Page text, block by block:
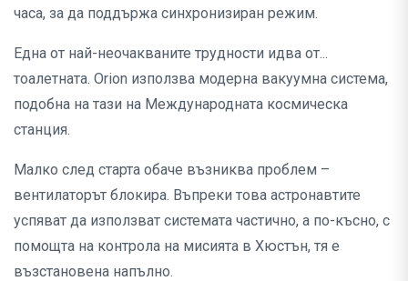
часа, за да поддържа синхронизиран режим.
Една от най-неочакваните трудности идва от...
тоалетната. Orion използва модерна вакуумна система,
подобна на тази на Международната космическа
станция.
Малко след старта обаче възниква проблем –
вентилаторът блокира. Въпреки това астронавтите
успяват да използват системата частично, а по-късно, с
помощта на контрола на мисията в Хюстън, тя е
възстановена напълно.